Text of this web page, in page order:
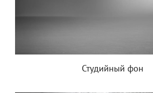
Студийный фон